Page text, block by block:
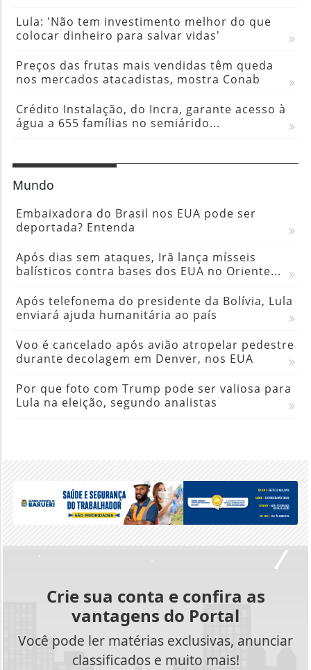
Lula: 'Não tem investimento melhor do que
colocar dinheiro para salvar vidas'
Preços das frutas mais vendidas têm queda
nos mercados atacadistas, mostra Conab
Crédito Instalação, do Incra, garante acesso à
água a 655 famílias no semiárido...
Mundo
Embaixadora do Brasil nos EUA pode ser
deportada? Entenda
Após dias sem ataques, Irã lança mísseis
balísticos contra bases dos EUA no Oriente...
Após telefonema do presidente da Bolívia, Lula
enviará ajuda humanitária ao país
Voo é cancelado após avião atropelar pedestre
durante decolagem em Denver, nos EUA
Por que foto com Trump pode ser valiosa para
Lula na eleição, segundo analistas
Crie sua conta e confira as
vantagens do Portal
Você pode ler matérias exclusivas, anunciar
classificados e muito mais!